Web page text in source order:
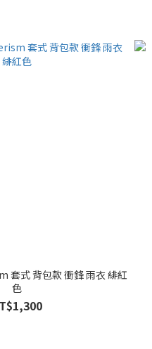
套式 背包款 衝鋒 雨衣 緋紅
色